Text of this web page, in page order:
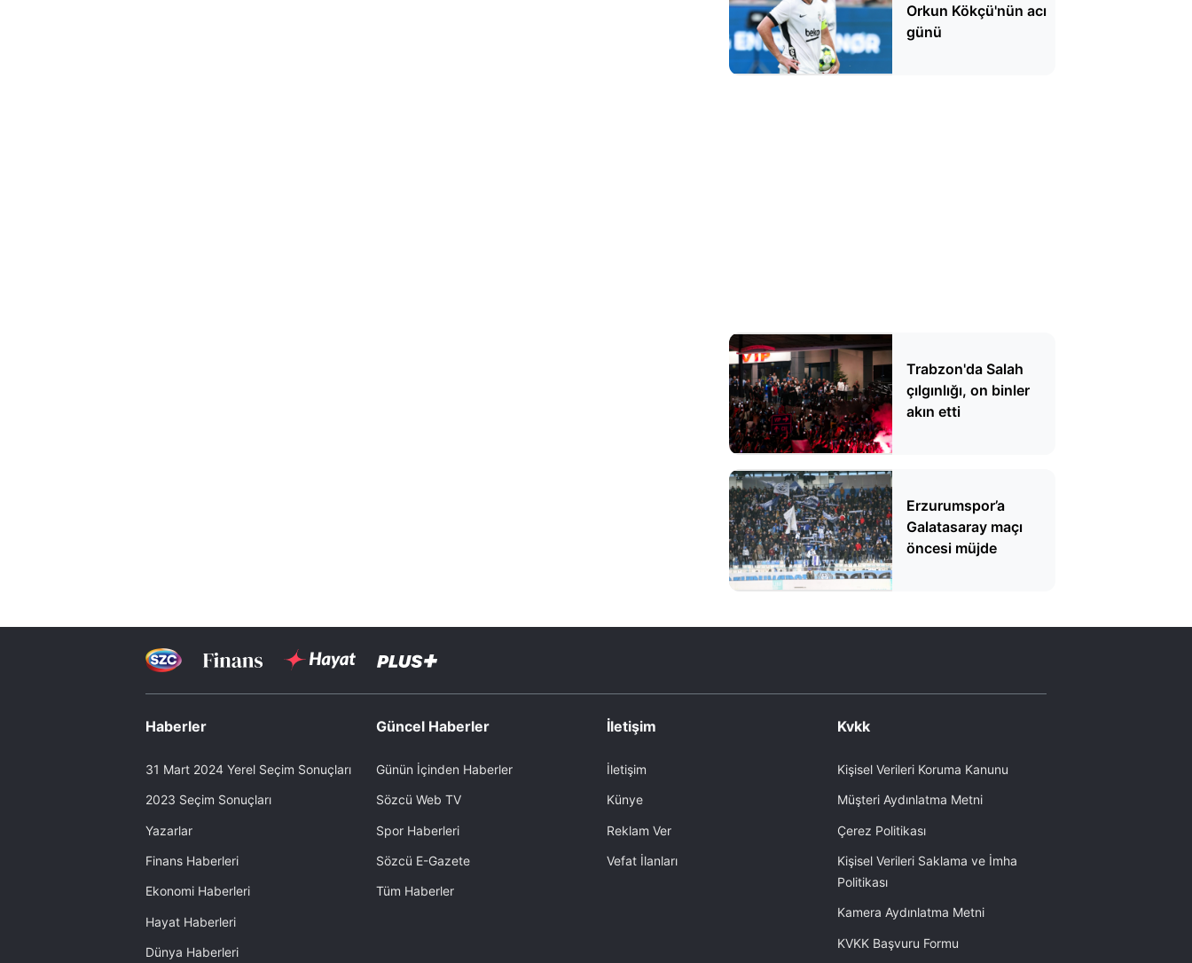
Orkun Kökçü'nün acı
günü
Trabzon'da Salah
çılgınlığı, on binler
akın etti
Erzurumspor’a
Galatasaray maçı
öncesi müjde
Haberler
31 Mart 2024 Yerel Seçim Sonuçları
2023 Seçim Sonuçları
Yazarlar
Finans Haberleri
Ekonomi Haberleri
Hayat Haberleri
Dünya Haberleri
Güncel Haberler
Günün İçinden Haberler
Sözcü Web TV
Spor Haberleri
Sözcü E-Gazete
Tüm Haberler
İletişim
İletişim
Künye
Reklam Ver
Vefat İlanları
Kvkk
Kişisel Verileri Koruma Kanunu
Müşteri Aydınlatma Metni
Çerez Politikası
Kişisel Verileri Saklama ve İmha
Politikası
Kamera Aydınlatma Metni
KVKK Başvuru Formu